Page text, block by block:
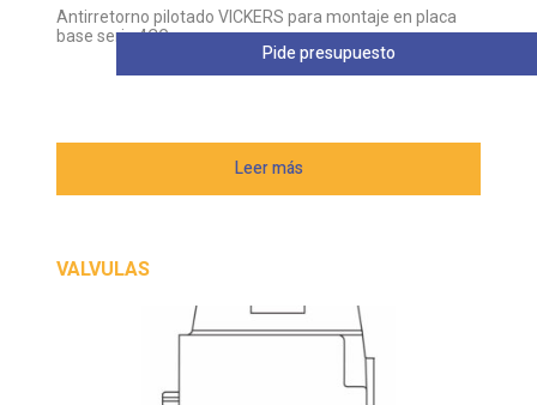
Antirretorno pilotado VICKERS para montaje en placa
base serie 4CG
Leer más
Pide presupuesto
VALVULAS